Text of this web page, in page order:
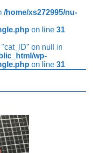
/home/xs272995/nu-
on line 31
"cat_ID" on null in
wp-
on line 31